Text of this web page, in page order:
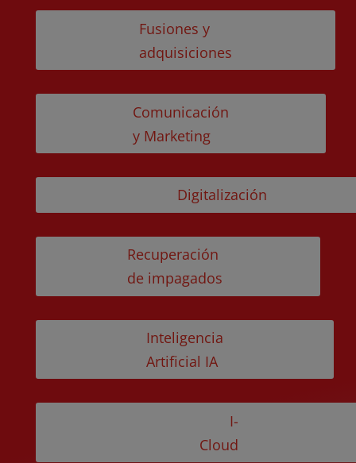
Fusiones y
adquisiciones
Comunicación
y Marketing
Digitalización
Recuperación
de impagados
Inteligencia
Artificial IA
I-
Cloud